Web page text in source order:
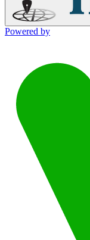
Powered by